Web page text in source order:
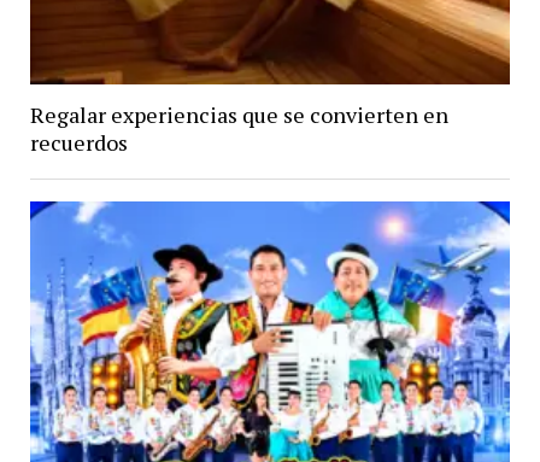
Regalar experiencias que se convierten en
recuerdos